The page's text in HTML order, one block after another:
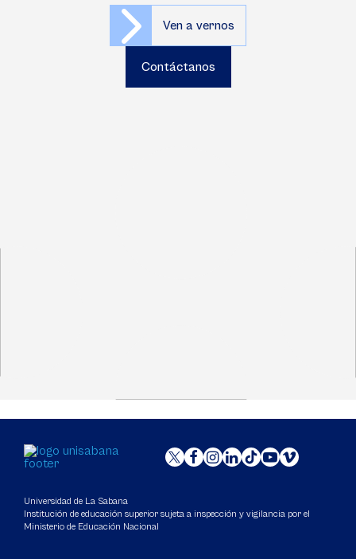
Ven a vernos
Contáctanos
Universidad de La Sabana
Institución de educación superior sujeta a inspección y vigilancia por el
Ministerio de Educación Nacional